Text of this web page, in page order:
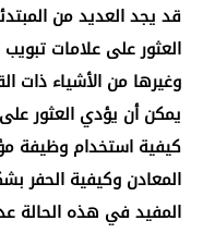
قد يجد العديد من
العثور على علامات
وغيرها من الأشياء ذات
يمكن أن يؤدي العثور
كيفية استخدام وظيفة
المعادن وكيفية الحفر
المفيد في هذه الحالة